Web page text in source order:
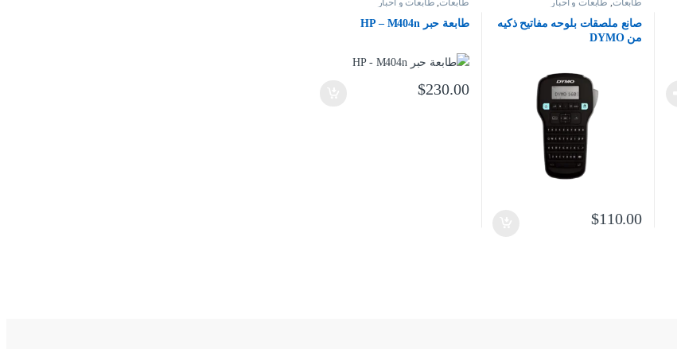
صانع ملصقات بلوحه مفاتيح ذكيه
من DYMO
$110.00
طابعة حبر HP – M404n
$230.00